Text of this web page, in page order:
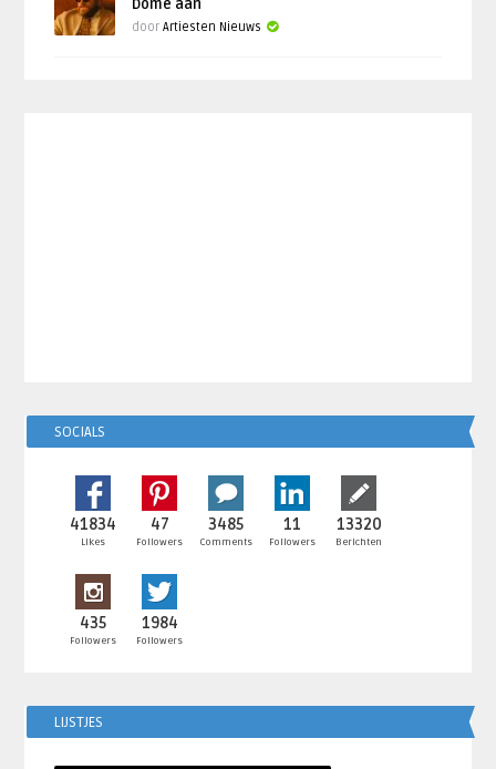
Dome aan
doorArtiesten Nieuws
SOCIALS
41834
Likes
47
Followers
3485
Comments
11
Followers
13320
Berichten
435
Followers
1984
Followers
LIJSTJES